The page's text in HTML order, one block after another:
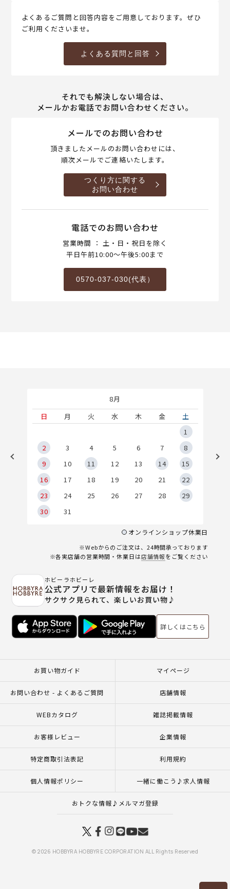
よくあるご質問と回答内容をご用意しております。ぜひ
ご利用くださいませ。
よくある質問と回答
それでも解決しない場合は、
メールかお電話でお問い合わせください。
メールでのお問い合わせ
頂きましたメールのお問い合わせには、
順次メールでご連絡いたします。
つくり方に関する
お問い合わせ
電話でのお問い合わせ
営業時間 ： 土・日・祝日を除く
平日午前10:00～午後5:00まで
0570-037-030(代表）
8月
日
月 火 水 木 金
土
1
2
3 4 5 6 7
8
9
10 11 12 13 14
15
16
17 18 19 20 21
22
23
24 25 26 27 28
29
30
31
オンラインショップ休業日
※Webからのご注文は、24時間承っております
※各実店舗の営業時間・休業日は店舗情報をご覧ください
ホビーラホビーレ
公式アプリで最新情報をお届け！
サクサク見られて、楽しいお買い物♪
詳しくはこちら
お買い物ガイド マイページ
お問い合わせ - よくあるご質問 店舗情報
WEBカタログ 雑誌掲載情報
お客様レビュー 企業情報
特定商取引法表記 利用規約
個人情報ポリシー 一緒に働こう♪求人情報
おトクな情報♪メルマガ登録
© 2026 HOBBYRA HOBBYRE CORPORATION ALL Rights Reserved